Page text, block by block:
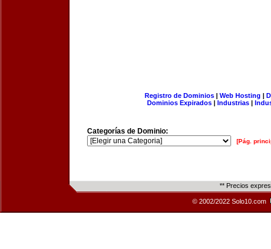
Registro de Dominios| Web Hosting |
Dominios Expirados | Industrias |
Categorías de Dominio:
[Pág.
** Precios
© 2002/2022 Solo10.com